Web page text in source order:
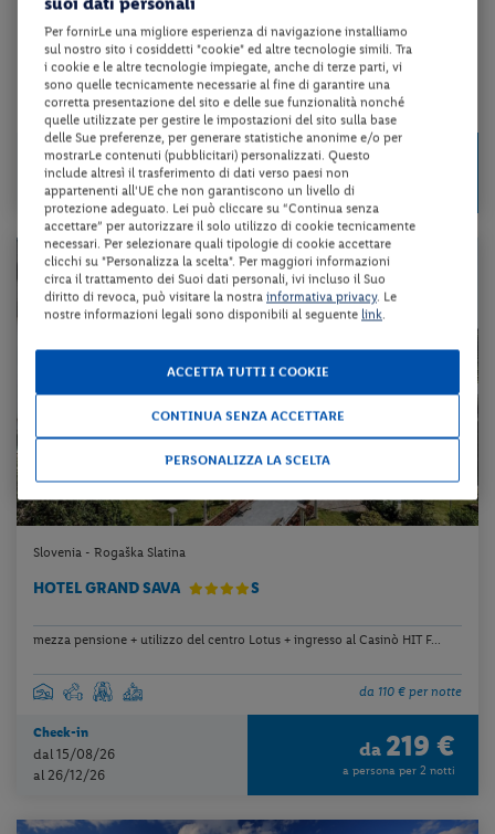
RESORT SAN SIMON
mezza pensione + utilizzo della piscina coperta
da 63 € per notte
Check-in
dal 24/08/26
al 22/12/26
da
a persona per 2 notti
Slovenia - Rogaška Slatina
HOTEL GRAND SAVA S
mezza pensione + utilizzo del centro Lotus + ingresso al Casinò HIT F...
da 110 € per notte
Check-in
dal 15/08/26
al 26/12/26
da 219 €
a persona per 2 notti
Per fornirLe una migliore esperienza di navigazione installiamo
sul nostro sito i cosiddetti "cookie" ed altre tecnologie simili. Tra
i cookie e le altre tecnologie impiegate, anche di terze parti, vi
sono quelle tecnicamente necessarie al fine di garantire una
corretta presentazione del sito e delle sue funzionalità nonché
quelle utilizzate per gestire le impostazioni del sito sulla base
delle Sue preferenze, per generare statistiche anonime e/o per
mostrarLe contenuti (pubblicitari) personalizzati. Questo
include altresì il trasferimento di dati verso paesi non
appartenenti all'UE che non garantiscono un livello di
protezione adeguato. Lei può cliccare su “Continua senza
accettare” per autorizzare il solo utilizzo di cookie tecnicamente
necessari. Per selezionare quali tipologie di cookie accettare
clicchi su "Personalizza la scelta". Per maggiori informazioni
circa il trattamento dei Suoi dati personali, ivi incluso il Suo
diritto di revoca, può visitare la nostra informativa privacy. Le
nostre informazioni legali sono disponibili al seguente link.
ACCETTA TUTTI I COOKIE
CONTINUA SENZA ACCETTARE
PERSONALIZZA LA SCELTA